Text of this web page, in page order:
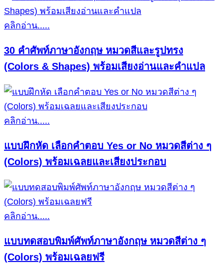
คลิกอ่าน.....
30 คำศัพท์ภาษาอังกฤษ หมวดสีและรูปทรง
(Colors & Shapes) พร้อมเสียงอ่านและคำแปล
คลิกอ่าน.....
แบบฝึกหัด เลือกคำตอบ Yes or No หมวดสีต่าง ๆ
(Colors) พร้อมเฉลยและเสียงประกอบ
คลิกอ่าน.....
แบบทดสอบพิมพ์ศัพท์ภาษาอังกฤษ หมวดสีต่าง ๆ
(Colors) พร้อมเฉลยฟรี